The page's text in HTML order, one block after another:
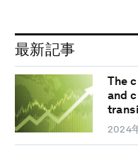
最新記事
The
and
2024